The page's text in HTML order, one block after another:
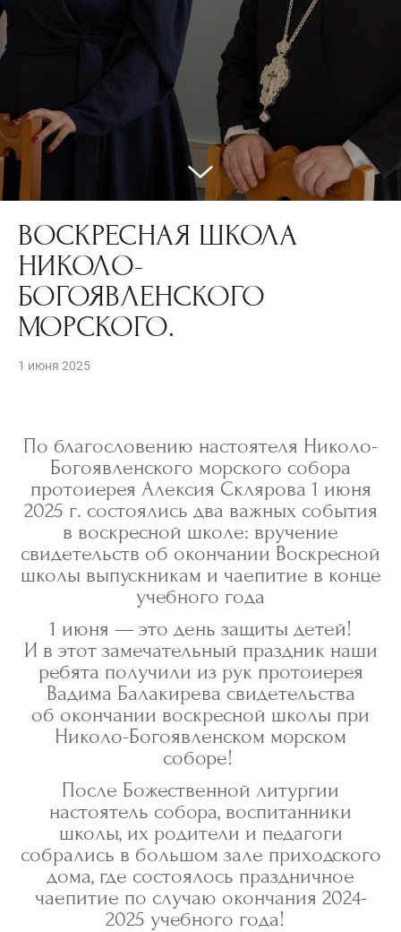
ВОСКРЕСНАЯ ШКОЛА
НИКОЛО-
БОГОЯВЛЕНСКОГО
МОРСКОГО.
1 июня 2025
По благословению настоятеля Николо-
Богоявленского морского собора
протоиерея Алексия Склярова 1 июня
2025 г. состоялись два важных события
в воскресной школе: вручение
свидетельств об окончании Воскресной
школы выпускникам и чаепитие в конце
учебного года
1 июня — это день защиты детей!
И в этот замечательный праздник наши
ребята получили из рук протоиерея
Вадима Балакирева свидетельства
об окончании воскресной школы при
Николо-Богоявленском морском
соборе!
После Божественной литургии
настоятель собора, воспитанники
школы, их родители и педагоги
собрались в большом зале приходского
дома, где состоялось праздничное
чаепитие по случаю окончания 2024-
2025 учебного года!